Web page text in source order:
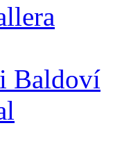
Baldoví